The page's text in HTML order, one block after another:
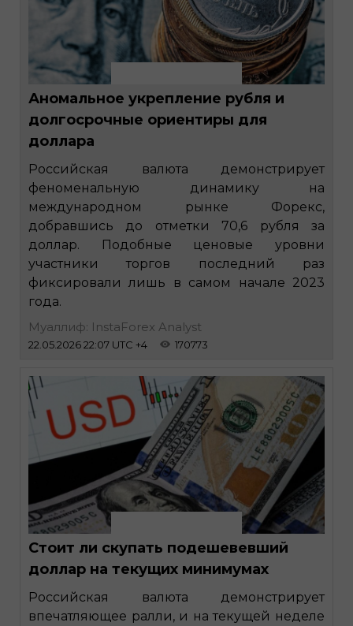
Аномальное укрепление рубля и
долгосрочные ориентиры для
доллара
Российская валюта демонстрирует
феноменальную динамику на
международном рынке Форекс,
добравшись до отметки 70,6 рубля за
доллар. Подобные ценовые уровни
участники торгов последний раз
фиксировали лишь в самом начале 2023
года.
Муаллиф: InstaForex Analyst
22.05.2026 22:07 UTC +4 170773
Стоит ли скупать подешевевший
доллар на текущих минимумах
Российская валюта демонстрирует
впечатляющее ралли, и на текущей неделе